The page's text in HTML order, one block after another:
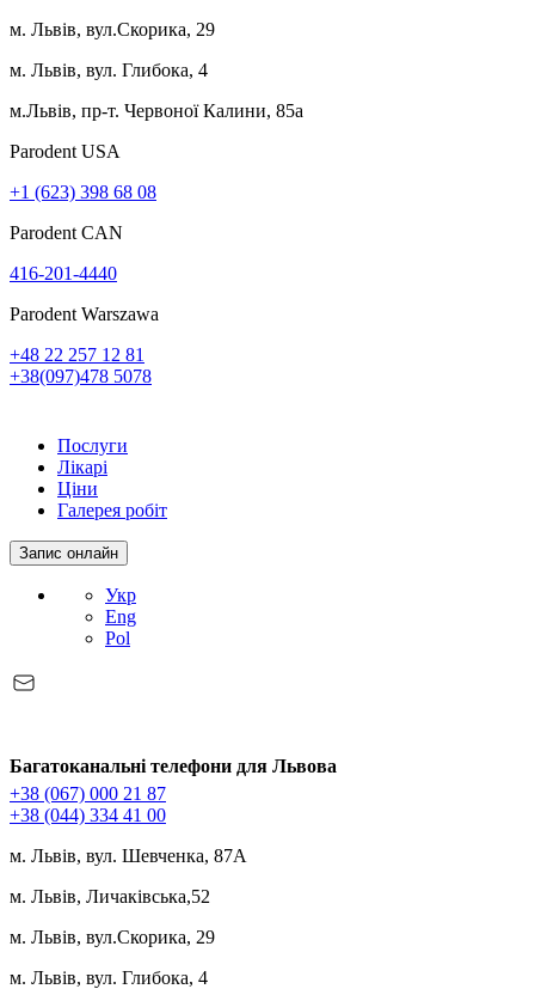
м. Львів, вул.Скорика, 29
м. Львів, вул. Глибока, 4
м.Львів, пр-т. Червоної Калини, 85а
Parodent USА
+1 (623) 398 68 08
Parodent CAN
416-201-4440
Parodent Warszawa
+48 22 257 12 81
+38(097)478 5078
Послуги
Лікарі
Ціни
Галерея робіт
Запис онлайн
Укр
Eng
Pol
Багатоканальні телефони для Львова
+38 (067) 000 21 87
+38 (044) 334 41 00
м. Львів, вул. Шевченка, 87А
м. Львів, Личаківська,52
м. Львів, вул.Скорика, 29
м. Львів, вул. Глибока, 4